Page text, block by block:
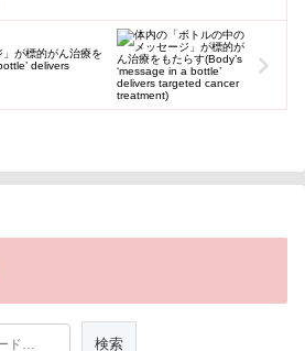
が標的がん治療を
delivers